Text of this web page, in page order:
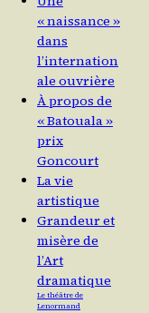
« naissance »
dans
l’internation
ale ouvrière
À propos de
« Batouala »
prix
Goncourt
La vie
artistique
Grandeur et
misère de
l’Art
dramatique
Le théâtre de
Lenormand